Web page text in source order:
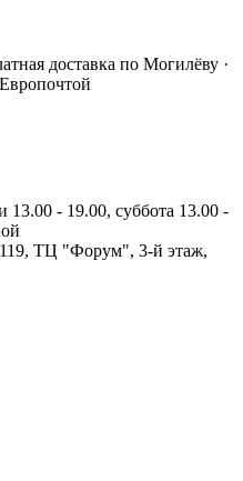
доставка по Могилёву ·
13.00 - 19.00, суббота 13.00 -
ТЦ "Форум", 3-й этаж,